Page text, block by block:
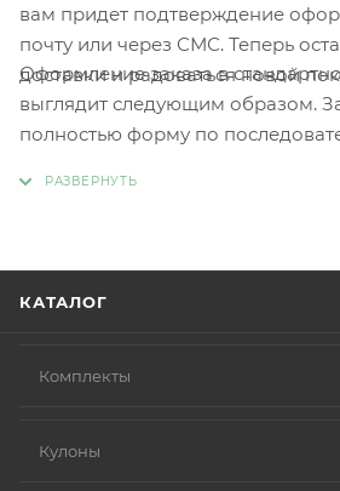
вам придет подтверждение
почту или через СМС. Теперь
доставки и радоваться новой
Оформление заказа в
выглядит следующим образом.
полностью форму по
КАТАЛОГ
Комплекты
Кулоны